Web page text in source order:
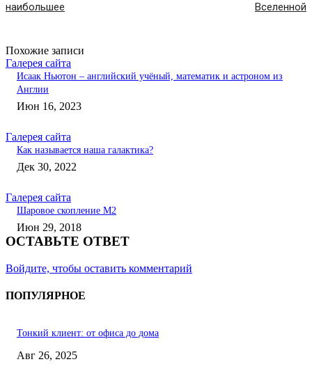
наибольшее
Вселенной
Похожие записи
Галерея сайта
Исаак Ньютон – английский учёный, математик и астроном из
Англии
Июн 16, 2023
Галерея сайта
Как называется наша галактика?
Дек 30, 2022
Галерея сайта
Шаровое скопление М2
Июн 29, 2018
ОСТАВЬТЕ ОТВЕТ
Войдите, чтобы оставить комментарий
ПОПУЛЯРНОЕ
Тонкий клиент: от офиса до дома
Авг 26, 2025